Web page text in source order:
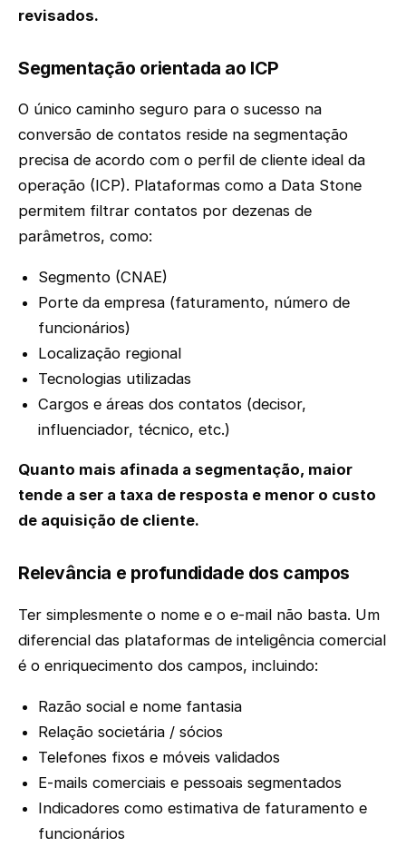
revisados.
Segmentação orientada ao ICP
O único caminho seguro para o sucesso na
conversão de contatos reside na segmentação
precisa de acordo com o perfil de cliente ideal da
operação (ICP). Plataformas como a Data Stone
permitem filtrar contatos por dezenas de
parâmetros, como:
Segmento (CNAE)
Porte da empresa (faturamento, número de
funcionários)
Localização regional
Tecnologias utilizadas
Cargos e áreas dos contatos (decisor,
influenciador, técnico, etc.)
Quanto mais afinada a segmentação, maior
tende a ser a taxa de resposta e menor o custo
de aquisição de cliente.
Relevância e profundidade dos campos
Ter simplesmente o nome e o e-mail não basta. Um
diferencial das plataformas de inteligência comercial
é o enriquecimento dos campos, incluindo:
Razão social e nome fantasia
Relação societária / sócios
Telefones fixos e móveis validados
E-mails comerciais e pessoais segmentados
Indicadores como estimativa de faturamento e
funcionários